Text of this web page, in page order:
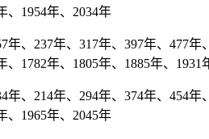
、1954年、2034年
、237年、317年、397年、477
1782年、1805年、1885年、1931
、214年、294年、374年、454
、1965年、2045年